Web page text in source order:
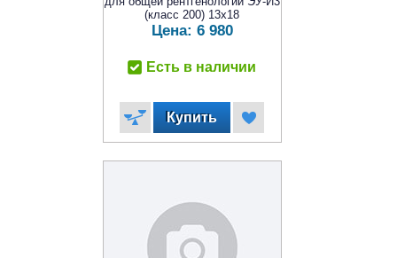
(класс 200) 13х18
Цена: 6 980
Есть в наличии